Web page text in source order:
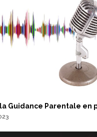
Guidance Parentale en